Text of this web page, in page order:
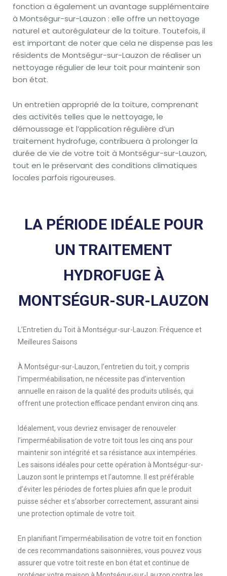
fonction a également un avantage supplémentaire
à Montségur-sur-Lauzon : elle offre un nettoyage
naturel et autorégulateur de la toiture. Toutefois, il
est important de noter que cela ne dispense pas les
résidents de Montségur-sur-Lauzon de réaliser un
nettoyage régulier de leur toit pour maintenir son
bon état.
Un entretien approprié de la toiture, comprenant
des activités telles que le nettoyage, le
démoussage et l’application régulière d’un
traitement hydrofuge, contribuera à prolonger la
durée de vie de votre toit à Montségur-sur-Lauzon,
tout en le préservant des conditions climatiques
locales parfois rigoureuses.
LA PÉRIODE IDÉALE POUR
UN TRAITEMENT
HYDROFUGE À
MONTSÉGUR-SUR-LAUZON
L’Entretien du Toit à Montségur-sur-Lauzon: Fréquence et
Meilleures Saisons
À Montségur-sur-Lauzon, l’entretien du toit, y compris
l’imperméabilisation, ne nécessite pas d’intervention
annuelle en raison de la qualité des produits utilisés, qui
offrent une protection efficace pendant environ cinq ans.
Idéalement, vous devriez envisager de renouveler
l’imperméabilisation de votre toit tous les cinq ans pour
maintenir son intégrité et sa résistance aux intempéries.
Les saisons idéales pour cette opération à Montségur-sur-
Lauzon sont le printemps et l’automne. Il est préférable
d’éviter les périodes de fortes pluies afin que le produit
puisse sécher et s’absorber correctement, assurant ainsi
une protection optimale de votre toit.
En planifiant l’imperméabilisation de votre toit en fonction
de ces recommandations saisonnières, vous pouvez vous
assurer que votre toit reste en bon état et continue de